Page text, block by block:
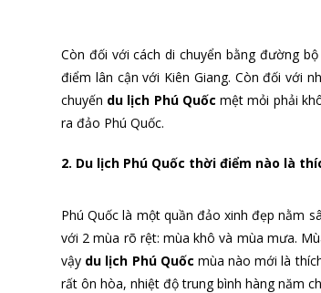
Còn đối với cách di chuyển bằng đường
điểm lân cận với Kiên Giang. Còn đối với
chuyến du lịch Phú Quốc mệt mỏi phải
ra đảo Phú Quốc.
2. Du lịch Phú Quốc thời điểm nào là
Phú Quốc là một quần đảo xinh đẹp nằm
với 2 mùa rõ rệt: mùa khô và mùa mưa.
vậy du lịch Phú Quốc mùa nào mới là
rất ôn hòa, nhiệt độ trung bình hàng năm